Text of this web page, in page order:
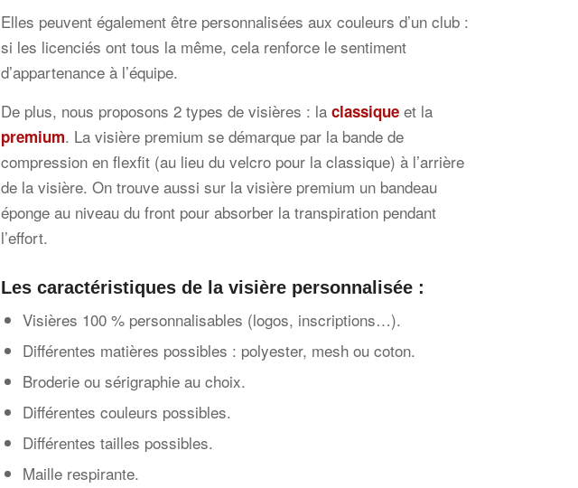
Elles peuvent également être personnalisées aux couleurs d’un club :
si les licenciés ont tous la même, cela renforce le sentiment
d’appartenance à l’équipe.
De plus, nous proposons 2 types de visières : laclassique et la
premium. La visière premium se démarque par la bande de
compression en flexfit (au lieu du velcro pour la classique) à l’arrière
de la visière. On trouve aussi sur la visière premium un bandeau
éponge au niveau du front pour absorber la transpiration pendant
l’effort.
Les caractéristiques de la visière personnalisée :
Visières 100 % personnalisables (logos, inscriptions…).
Différentes matières possibles : polyester, mesh ou coton.
Broderie ou sérigraphie au choix.
Différentes couleurs possibles.
Différentes tailles possibles.
Maille respirante.